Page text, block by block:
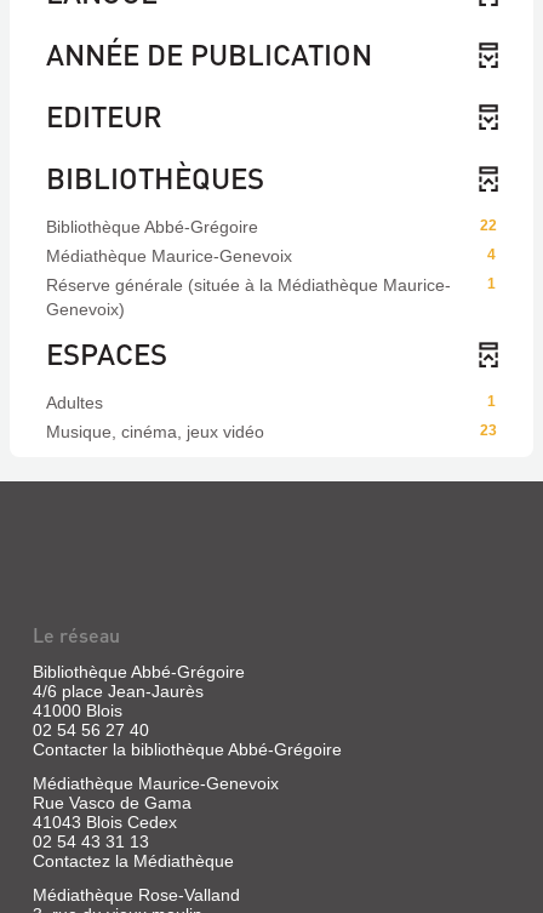
ANNÉE DE PUBLICATION
EDITEUR
BIBLIOTHÈQUES
22
Bibliothèque Abbé-Grégoire
4
Médiathèque Maurice-Genevoix
1
Réserve générale (située à la Médiathèque Maurice-
Genevoix)
ESPACES
1
Adultes
23
Musique, cinéma, jeux vidéo
Le réseau
Bibliothèque Abbé-Grégoire
4/6 place Jean-Jaurès
41000 Blois
02 54 56 27 40
Contacter la bibliothèque Abbé-Grégoire
Médiathèque Maurice-Genevoix
Rue Vasco de Gama
41043 Blois Cedex
02 54 43 31 13
Contactez la Médiathèque
Médiathèque Rose-Valland